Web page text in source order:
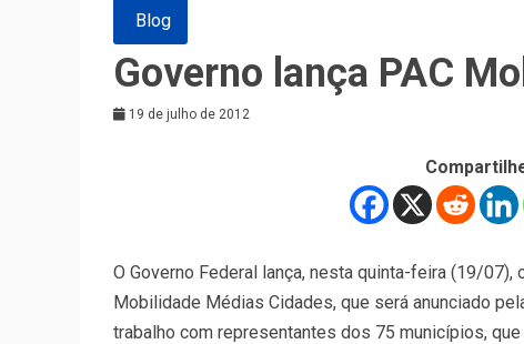
Blog
Governo lança PAC
19 de julho de 2012
O Governo Federal lança, nesta quinta-feira (19/
Mobilidade Médias Cidades, que será anunciado
trabalho com representantes dos 75 municípios,